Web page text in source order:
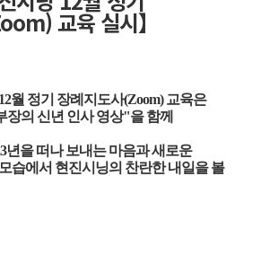
교육 실시】
월 정기 장례지도사(Zoom) 교육은
장의 신년 인사 영상"을함께
년을 떠나 보내는 마음과 새로운
습에서 현진시닝의 찬란한 내일을 볼